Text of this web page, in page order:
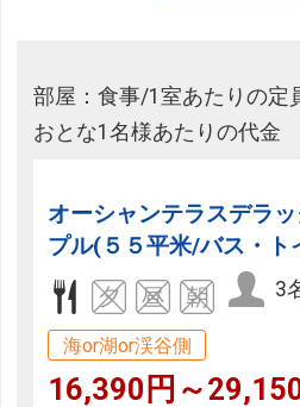
部屋：食事/1室あたりの定
おとな1名様あたりの代金
オーシャンテラスデラ
プル(５５平米/バス・ト
3
海or湖or渓谷側
16,390円～